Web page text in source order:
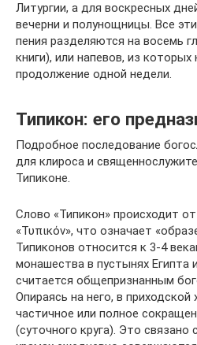
Литургии, а для воскресных
вечерни и полунощницы. Все
пения разделяются на восемь
книги), или напевов, из
продолжение одной недели.
Типикон: его
Подробное последование
для клироса и
Типиконе.
Слово «Типикон» происходит
«Τυπικόν», что означает
Типиконов относится к 3-4
монашества в пустынях Египта
считается общепризнанным
Опираясь на него, в приходской
частичное или полное
(суточного круга). Это связано